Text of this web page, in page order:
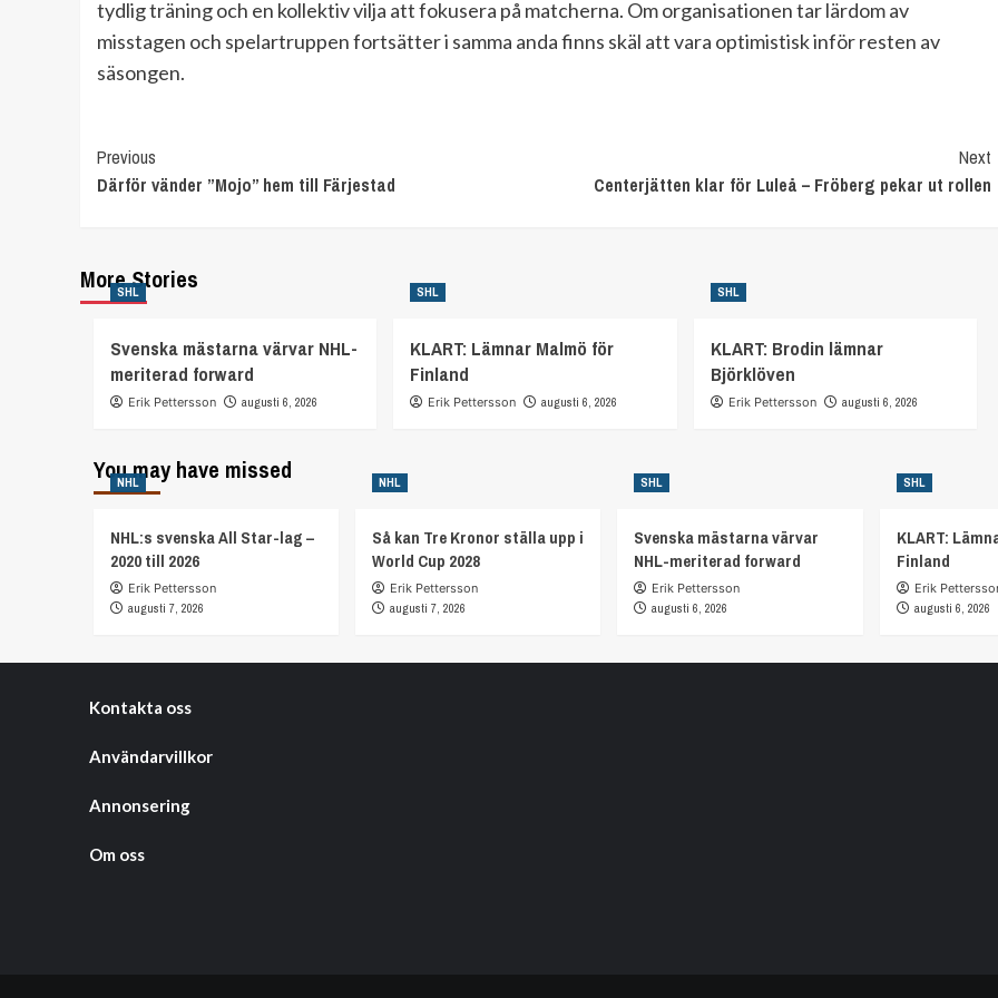
tydlig träning och en kollektiv vilja att fokusera på matcherna. Om organisationen tar lärdom av
misstagen och spelartruppen fortsätter i samma anda finns skäl att vara optimistisk inför resten av
säsongen.
Continue
Reading
Previous
Därför vänder ”Mojo” hem till Färjestad
Next
Centerjätten klar för Luleå – Fröberg pekar ut rollen
More Stories
SHL
Svenska mästarna värvar NHL-
meriterad forward
Erik Pettersson augusti 6, 2026
SHL
KLART: Lämnar Malmö för
Finland
Erik Pettersson augusti 6, 2026
SHL
KLART: Brodin lämnar
Björklöven
Erik Pettersson augusti 6, 2026
You may have missed
NHL
NHL:s svenska All Star-lag –
2020 till 2026
Erik Pettersson
augusti 7, 2026
NHL
Så kan Tre Kronor ställa upp i
World Cup 2028
Erik Pettersson
augusti 7, 2026
SHL
Svenska mästarna värvar
NHL-meriterad forward
Erik Pettersson
augusti 6, 2026
SHL
KLART:
Finland
Erik
augusti 6, 2026
Kontakta oss
Användarvillkor
Annonsering
Om oss